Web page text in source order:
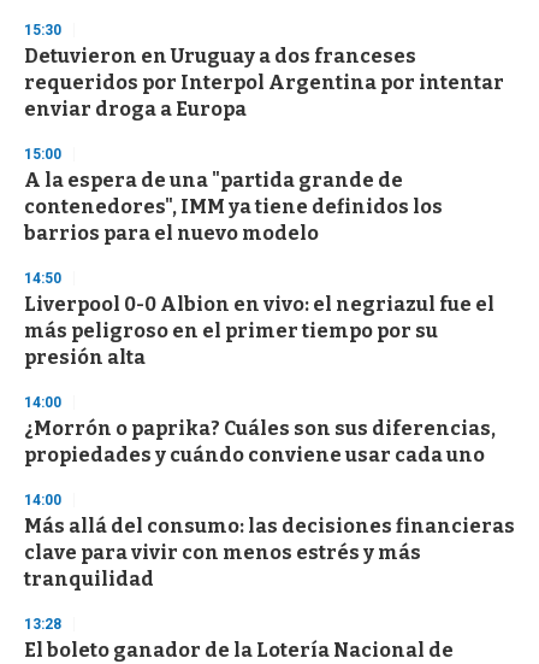
d
s
o
f
3
s
e
c
o
n
s
15:30
Detuvieron en Uruguay a dos franceses
requeridos por Interpol Argentina por intentar
enviar droga a Europa
15:00
A la espera de una "partida grande de
contenedores", IMM ya tiene definidos los
barrios para el nuevo modelo
14:50
Liverpool 0-0 Albion en vivo: el negriazul fue el
más peligroso en el primer tiempo por su
presión alta
14:00
¿Morrón o paprika? Cuáles son sus diferencias,
propiedades y cuándo conviene usar cada uno
14:00
Más allá del consumo: las decisiones financieras
clave para vivir con menos estrés y más
tranquilidad
13:28
El boleto ganador de la Lotería Nacional de